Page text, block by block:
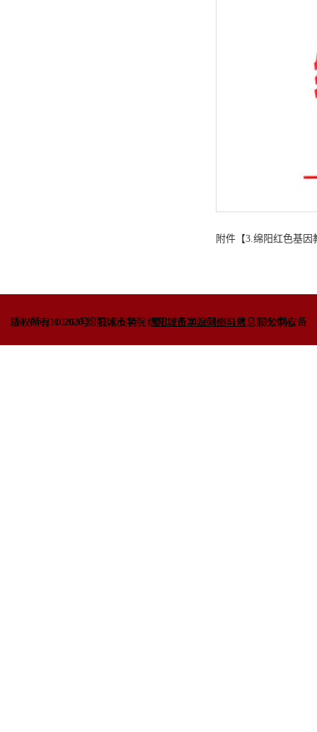
附件【3.绵阳红色基因
版权所有 © 2020 绵阳城市学院蜀ICP备2022010781号 川公网安备
51070402110263号技术支持：绵阳城市学院网络与信息服务中心